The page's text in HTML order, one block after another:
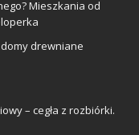
Mieszkania od
drewniane
– cegła z rozbiórki.